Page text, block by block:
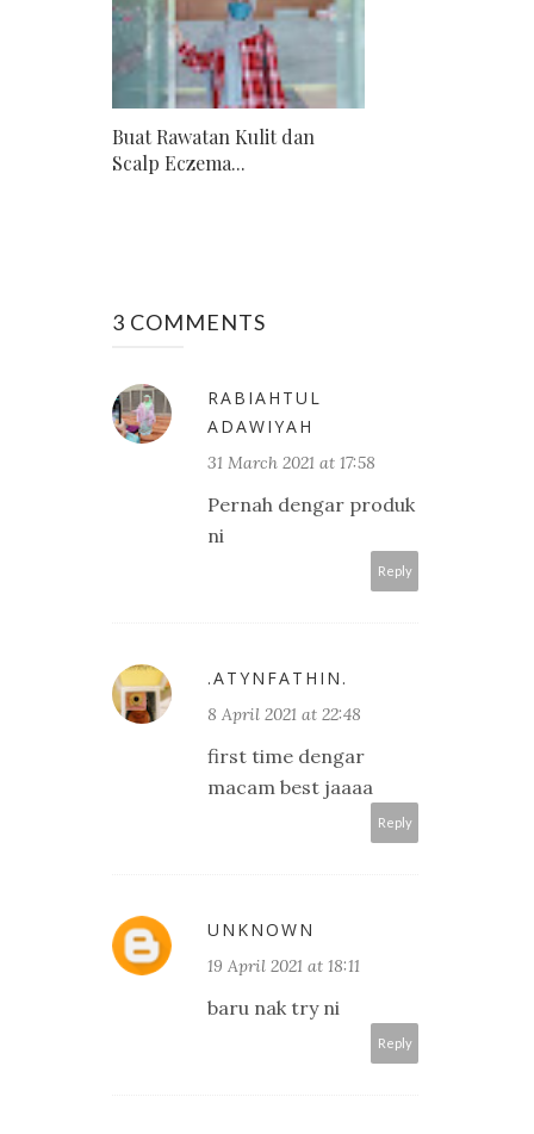
Buat Rawatan Kulit dan
Scalp Eczema...
3 COMMENTS
RABIAHTUL
ADAWIYAH
31 March 2021 at 17:58
Pernah dengar produk
ni
Reply
.ATYNFATHIN.
8 April 2021 at 22:48
first time dengar
macam best jaaaa
Reply
UNKNOWN
19 April 2021 at 18:11
baru nak try ni
Reply